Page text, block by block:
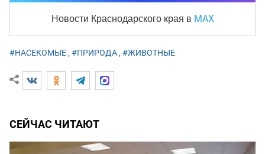
Новости Краснодарского края в MAX
#НАСЕКОМЫЕ, #ПРИРОДА, #ЖИВОТНЫЕ
СЕЙЧАС ЧИТАЮТ